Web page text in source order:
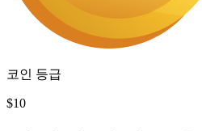
코인 등급
$10